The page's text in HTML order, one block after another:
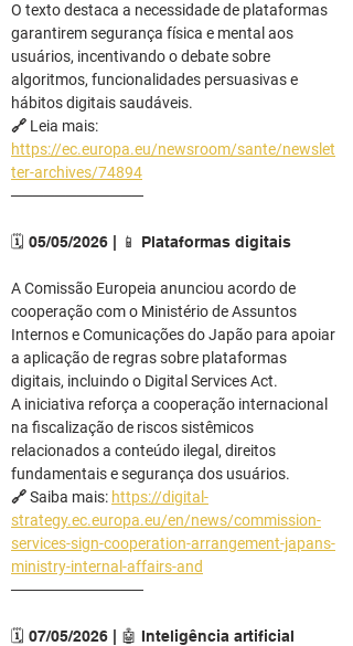
O texto destaca a necessidade de plataformas
garantirem segurança física e mental aos
usuários, incentivando o debate sobre
algoritmos, funcionalidades persuasivas e
hábitos digitais saudáveis.
🔗 Leia mais:
https://ec.europa.eu/newsroom/sante/newslet
ter-archives/74894
────────────
🗓️ 05/05/2026 | 📱 Plataformas digitais
A Comissão Europeia anunciou acordo de
cooperação com o Ministério de Assuntos
Internos e Comunicações do Japão para apoiar
a aplicação de regras sobre plataformas
digitais, incluindo o Digital Services Act.
A iniciativa reforça a cooperação internacional
na fiscalização de riscos sistêmicos
relacionados a conteúdo ilegal, direitos
fundamentais e segurança dos usuários.
🔗 Saiba mais: https://digital-
strategy.ec.europa.eu/en/news/commission-
services-sign-cooperation-arrangement-japans-
ministry-internal-affairs-and
────────────
🗓️ 07/05/2026 | 🤖 Inteligência artificial